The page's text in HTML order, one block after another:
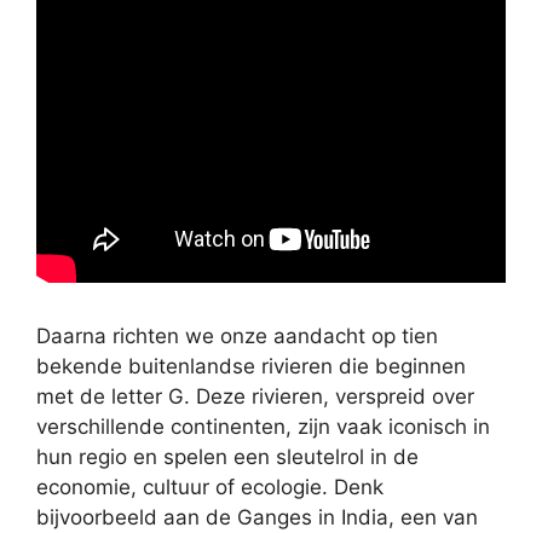
Daarna richten we onze aandacht op tien
bekende buitenlandse rivieren die beginnen
met de letter G. Deze rivieren, verspreid over
verschillende continenten, zijn vaak iconisch in
hun regio en spelen een sleutelrol in de
economie, cultuur of ecologie. Denk
bijvoorbeeld aan de Ganges in India, een van